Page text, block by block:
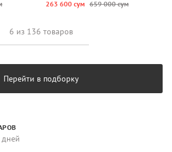
263 600 сум 659 000 сум
6 из 136 товаров
Перейти в подборку
дней